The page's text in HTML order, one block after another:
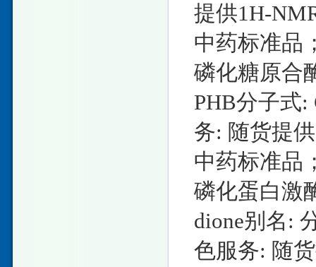
提供1H-
中药标准品
磷化糖原合
PHB分子式:
务: 随货提
中药标准品
磷化蛋白激
dione别名:
色服务: 随